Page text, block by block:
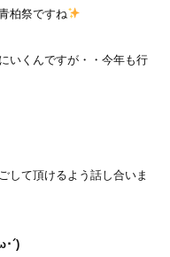
柏祭ですね
いくんですが・・今年も行
して頂けるよう話し合いま
´)ゞ